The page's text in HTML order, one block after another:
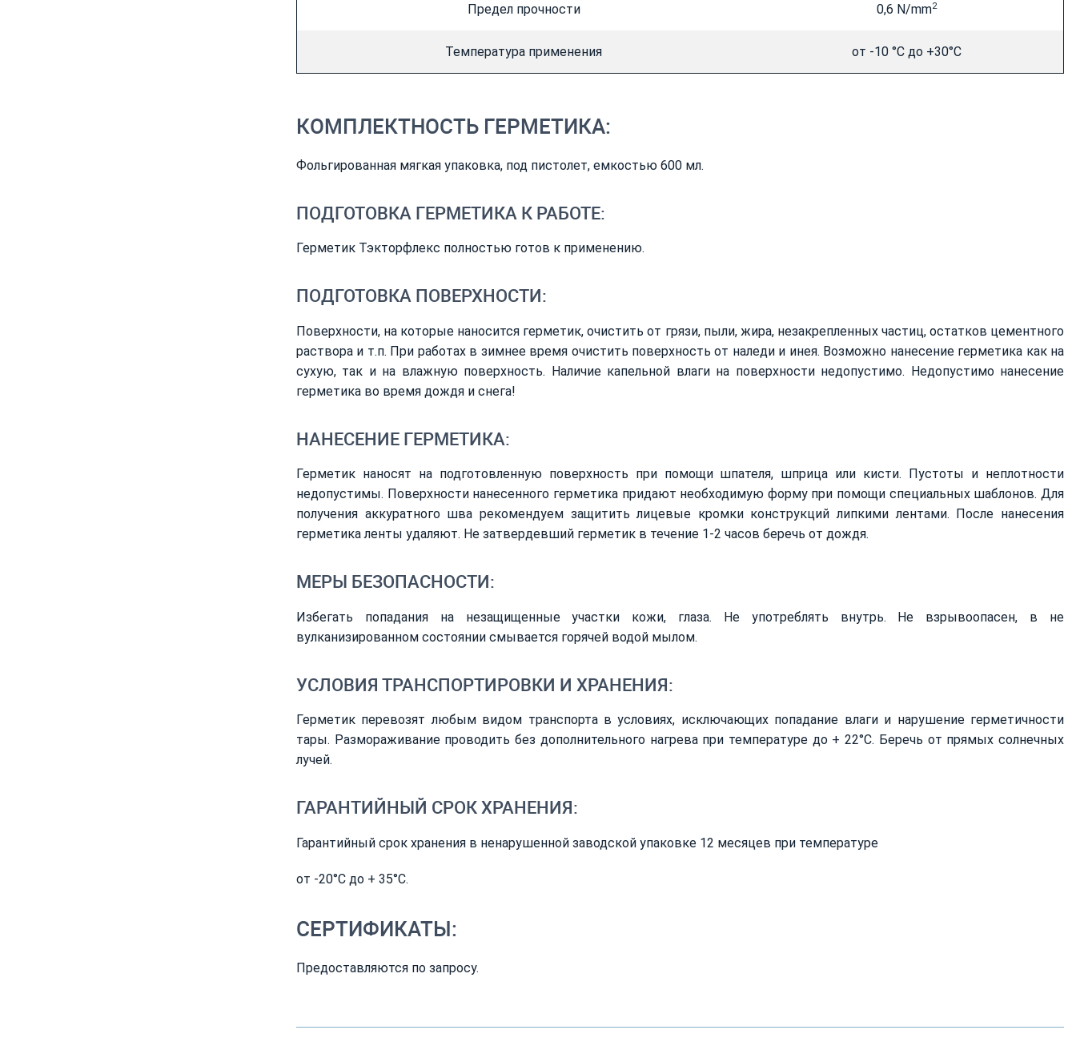
Предел прочности 0,6 N/mm2
Температура применения от -10 °С до +30°С
КОМПЛЕКТНОСТЬ ГЕРМЕТИКА:
Фольгированная мягкая упаковка, под пистолет, емкостью 600 мл.
ПОДГОТОВКА ГЕРМЕТИКА К РАБОТЕ:
Герметик Тэкторфлекс полностью готов к применению.
ПОДГОТОВКА ПОВЕРХНОСТИ:
Поверхности, на которые наносится герметик, очистить от грязи, пыли, жира, незакрепленных частиц, остатков цементного
раствора и т.п. При работах в зимнее время очистить поверхность от наледи и инея. Возможно нанесение герметика как на
сухую, так и на влажную поверхность. Наличие капельной влаги на поверхности недопустимо. Недопустимо нанесение
герметика во время дождя и снега!
НАНЕСЕНИЕ ГЕРМЕТИКА:
Герметик наносят на подготовленную поверхность при помощи шпателя, шприца или кисти. Пустоты и неплотности
недопустимы. Поверхности нанесенного герметика придают необходимую форму при помощи специальных шаблонов. Для
получения аккуратного шва рекомендуем защитить лицевые кромки конструкций липкими лентами. После нанесения
герметика ленты удаляют. Не затвердевший герметик в течение 1-2 часов беречь от дождя.
МЕРЫ БЕЗОПАСНОСТИ:
Избегать попадания на незащищенные участки кожи, глаза. Не употреблять внутрь. Не взрывоопасен, в не
вулканизированном состоянии смывается горячей водой мылом.
УСЛОВИЯ ТРАНСПОРТИРОВКИ И ХРАНЕНИЯ:
Герметик перевозят любым видом транспорта в условиях, исключающих попадание влаги и нарушение герметичности
тары. Размораживание проводить без дополнительного нагрева при температуре до + 22°С. Беречь от прямых солнечных
лучей.
ГАРАНТИЙНЫЙ СРОК ХРАНЕНИЯ:
Гарантийный срок хранения в ненарушенной заводской упаковке 12 месяцев при температуре
от -20°С до + 35°С.
СЕРТИФИКАТЫ:
Предоставляются по запросу.